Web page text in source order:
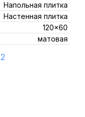
Напольная плитка
Настенная плитка
120x60
матовая
2